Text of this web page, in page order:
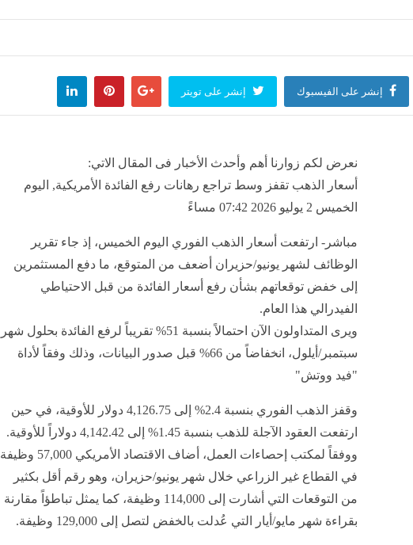
الحر بالإسماعيلية تضبط مركزًا شهيرًا لطب الأسنان لقيامه بتسريب نفايات طبية خطرة
منذ 42 دقيقة
إنشر على الفيسبوك إنشر على تويتر
نعرض لكم زوارنا أهم وأحدث الأخبار فى المقال الاتي:
أسعار الذهب تقفز وسط تراجع رهانات رفع الفائدة الأمريكية, اليوم
الخميس 2 يوليو 2026 07:42 مساءً
مباشر- ارتفعت أسعار الذهب الفوري اليوم الخميس، إذ جاء تقرير
الوظائف لشهر يونيو/حزيران أضعف من المتوقع، ما دفع المستثمرين
إلى خفض توقعاتهم بشأن رفع أسعار الفائدة من قبل الاحتياطي
الفيدرالي هذا العام.
ويرى المتداولون الآن احتمالاً بنسبة 51% تقريباً لرفع الفائدة بحلول شهر
سبتمبر/أيلول، انخفاضاً من 66% قبل صدور البيانات، وذلك وفقاً لأداة
"فيد ووتش"
وقفز الذهب الفوري بنسبة 2.4% إلى 4,126.75 دولار للأوقية، في حين
ارتفعت العقود الآجلة للذهب بنسبة 1.45% إلى 4,142.42 دولاراً للأوقية.
ووفقاً لمكتب إحصاءات العمل، أضاف الاقتصاد الأمريكي 57,000 وظيفة
في القطاع غير الزراعي خلال شهر يونيو/حزيران، وهو رقم أقل بكثير
من التوقعات التي أشارت إلى 114,000 وظيفة، كما يمثل تباطؤاً مقارنة
بقراءة شهر مايو/أيار التي عُدلت بالخفض لتصل إلى 129,000 وظيفة.